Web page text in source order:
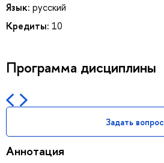
Язык: русский
Кредиты: 10
Программа дисциплины
Задать вопрос
Аннотация